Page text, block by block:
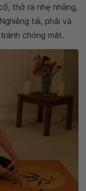
thở ra nhẹ nhàng,
tái, phải và
chóng măt.